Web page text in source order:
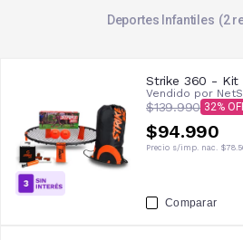
Deportes Infantiles 2
Strike 360 - Kit
Vendido por
$139.990 32
$94.990
Precio s/imp. nac.
Comparar